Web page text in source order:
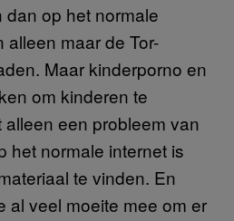
dan op het normale
alleen maar de Tor-
Maar kinderporno en
om kinderen te
een probleem van
het normale internet is
te vinden. En
al veel moeite mee om er